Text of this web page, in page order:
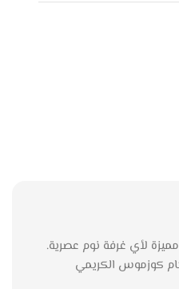
لأي غرفة نوم عصرية.
كوزموس الكريمي